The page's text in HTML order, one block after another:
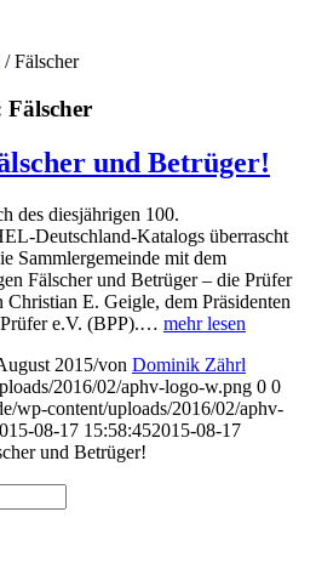
/ Fälscher
Fälscher
und Betrüger!
des diesjährigen 100.
Deutschland-Katalogs überrascht
Sammlergemeinde mit dem
Fälscher und Betrüger – die Prüfer
E. Geigle, dem Präsidenten
Prüfer e.V. (BPP).… mehr lesen
2015/von Dominik Zährl
2016/02/aphv-logo-w.png 0 0
wp-content/uploads/2016/02/aphv-
08-17 15:58:452015-08-17
und Betrüger!